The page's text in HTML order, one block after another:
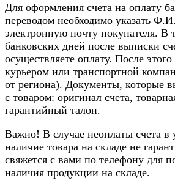
Для оформления счета на оплату
переводом необходимо указать
электронную почту покупателя. В
банковских дней после выписки
осуществляете оплату. После этого
курьером или транспортной
от региона). Документы, которые
с товаром: оригинал счета,
гарантийный талон.
Важно! В случае неоплаты счета в
наличие товара на складе не
свяжется с вами по телефону для
наличия продукции на складе.